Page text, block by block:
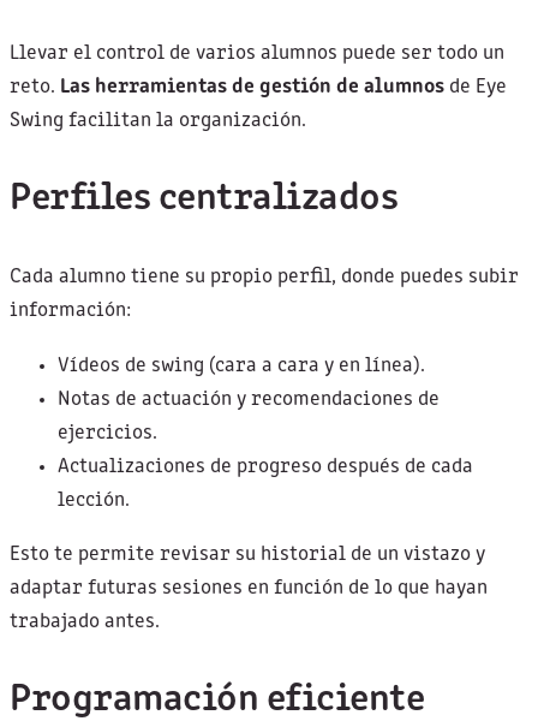
Llevar el control de varios alumnos puede ser todo un
reto. Las herramientas de gestión de alumnos de Eye
Swing facilitan la organización.
Perfiles centralizados
Cada alumno tiene su propio perfil, donde puedes subir
información:
Vídeos de swing (cara a cara y en línea).
Notas de actuación y recomendaciones de
ejercicios.
Actualizaciones de progreso después de cada
lección.
Esto te permite revisar su historial de un vistazo y
adaptar futuras sesiones en función de lo que hayan
trabajado antes.
Programación eficiente